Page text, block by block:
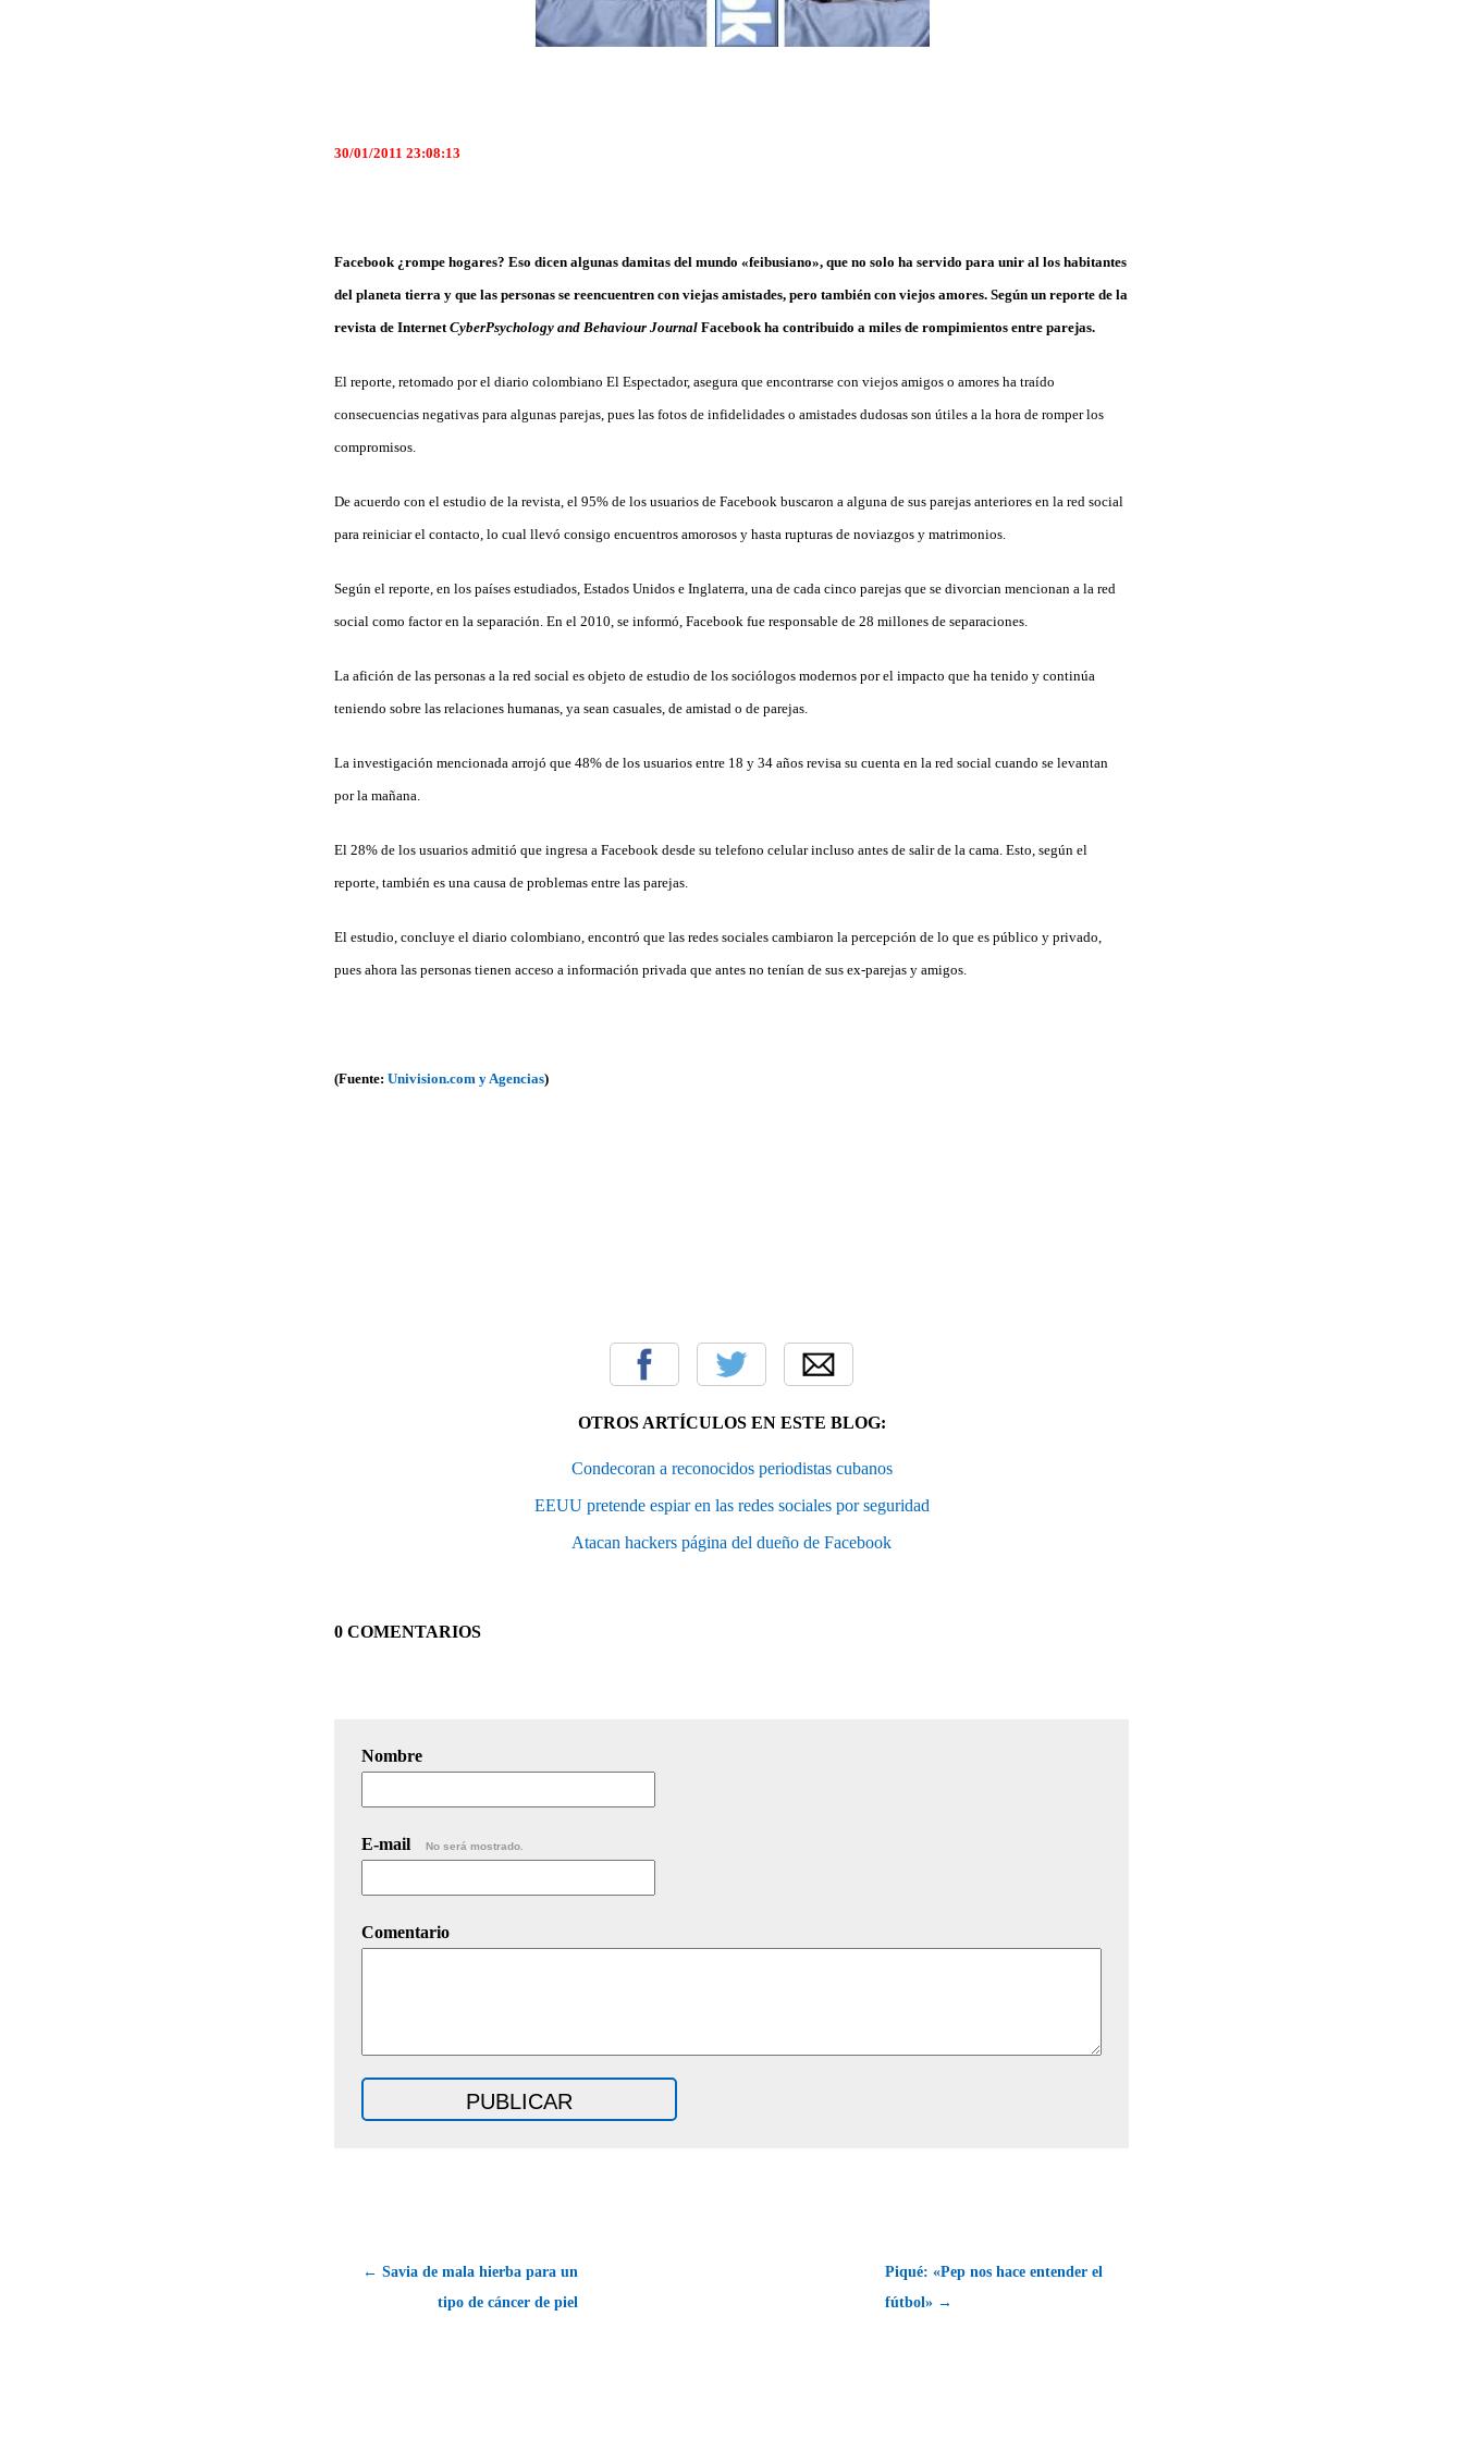
30/01/2011 23:08:13
Facebook ¿rompe hogares? Eso dicen algunas damitas del mundo «feibusiano», que no solo ha servido para unir al los habitantes
del planeta tierra y que las personas se reencuentren con viejas amistades, pero también con viejos amores. Según un reporte de la
revista de Internet CyberPsychology and Behaviour Journal Facebook ha contribuido a miles de rompimientos entre parejas.
El reporte, retomado por el diario colombiano El Espectador, asegura que encontrarse con viejos amigos o amores ha traído
consecuencias negativas para algunas parejas, pues las fotos de infidelidades o amistades dudosas son útiles a la hora de romper los
compromisos.
De acuerdo con el estudio de la revista, el 95% de los usuarios de Facebook buscaron a alguna de sus parejas anteriores en la red social
para reiniciar el contacto, lo cual llevó consigo encuentros amorosos y hasta rupturas de noviazgos y matrimonios.
Según el reporte, en los países estudiados, Estados Unidos e Inglaterra, una de cada cinco parejas que se divorcian mencionan a la red
social como factor en la separación. En el 2010, se informó, Facebook fue responsable de 28 millones de separaciones.
La afición de las personas a la red social es objeto de estudio de los sociólogos modernos por el impacto que ha tenido y continúa
teniendo sobre las relaciones humanas, ya sean casuales, de amistad o de parejas.
La investigación mencionada arrojó que 48% de los usuarios entre 18 y 34 años revisa su cuenta en la red social cuando se levantan
por la mañana.
El 28% de los usuarios admitió que ingresa a Facebook desde su telefono celular incluso antes de salir de la cama. Esto, según el
reporte, también es una causa de problemas entre las parejas.
El estudio, concluye el diario colombiano, encontró que las redes sociales cambiaron la percepción de lo que es público y privado,
pues ahora las personas tienen acceso a información privada que antes no tenían de sus ex-parejas y amigos.
(Fuente: Univision.com y Agencias)
OTROS ARTÍCULOS EN ESTE BLOG:
Condecoran a reconocidos periodistas cubanos
EEUU pretende espiar en las redes sociales por seguridad
Atacan hackers página del dueño de Facebook
0 COMENTARIOS
Nombre
E-mail No será mostrado.
Comentario
← Savia de mala hierba para un
tipo de cáncer de piel
Piqué: «Pep nos hace entender el
fútbol» →